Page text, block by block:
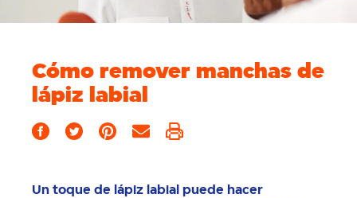
Cómo remover manchas de
lápiz labial
Un toque de lápiz labial puede hacer